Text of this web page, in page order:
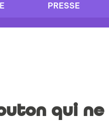
PRESSE
qui